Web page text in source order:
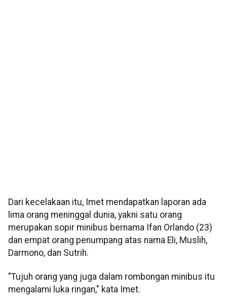
Dari kecelakaan itu, Imet mendapatkan laporan ada
lima orang meninggal dunia, yakni satu orang
merupakan sopir minibus bernama Ifan Orlando (23)
dan empat orang penumpang atas nama Eli, Muslih,
Darmono, dan Sutrih.
"Tujuh orang yang juga dalam rombongan minibus itu
mengalami luka ringan," kata Imet.